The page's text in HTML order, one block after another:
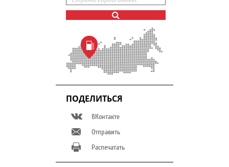
ПОДЕЛИТЬСЯ
ВКонтакте
Отправить
Распечатать